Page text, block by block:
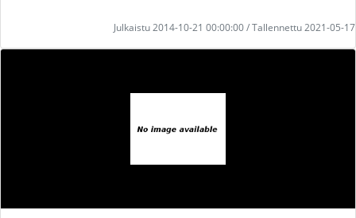
Julkaistu 2014-10-21 00:00:00 / Tallennettu 2021-05-17